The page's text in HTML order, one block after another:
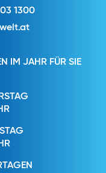
1300
IM JAHR FÜR SIE